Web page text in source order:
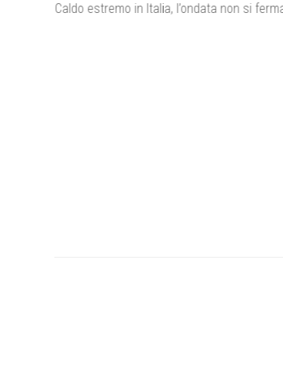
Francesco Guccini, addio al cantautore che